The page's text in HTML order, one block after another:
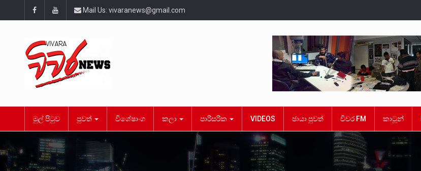
Mail Us: vivaranews@gmail.com
මුල් පිටුව පුවත් විශේෂාංග කලා පාරිසරික VIDEOS ඡායා පුවත් විවර FM කාටූන්